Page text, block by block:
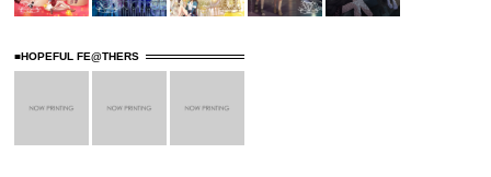
■HOPEFUL FE@THERS